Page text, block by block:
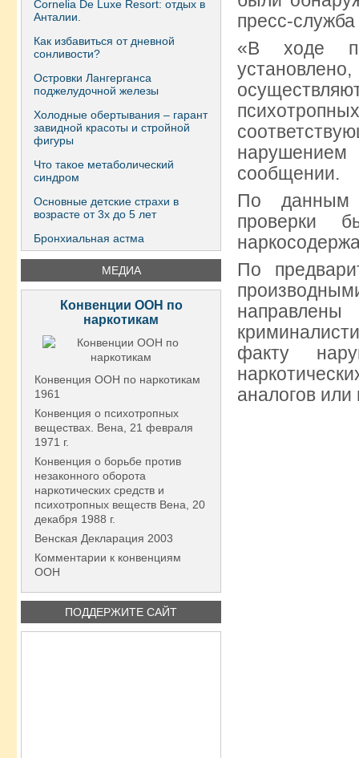
Сornelia De Luxe Resort: отдых в
Анталии.
Как избавиться от дневной
сонливости?
Островки Лангерганса
поджелудочной железы
Холодные обертывания – гарант
завидной красоты и стройной
фигуры
Что такое метаболический
синдром
Основные детские страхи в
возрасте от 3х до 5 лет
Бронхиальная астма
МЕДИА
Конвенции ООН по
наркотикам
Конвенция ООН по наркотикам
1961
Конвенция о психотропных
веществах. Вена, 21 февраля
1971 г.
Конвенция о борьбе против
незаконного оборота
наркотических средств и
психотропных веществ Вена, 20
декабря 1988 г.
Венская Декларация 2003
Комментарии к конвенциям
ООН
ПОДДЕРЖИТЕ САЙТ
пресс-
«В ходе
сообщении.
По данным
проверки
По
факту
аналогов или